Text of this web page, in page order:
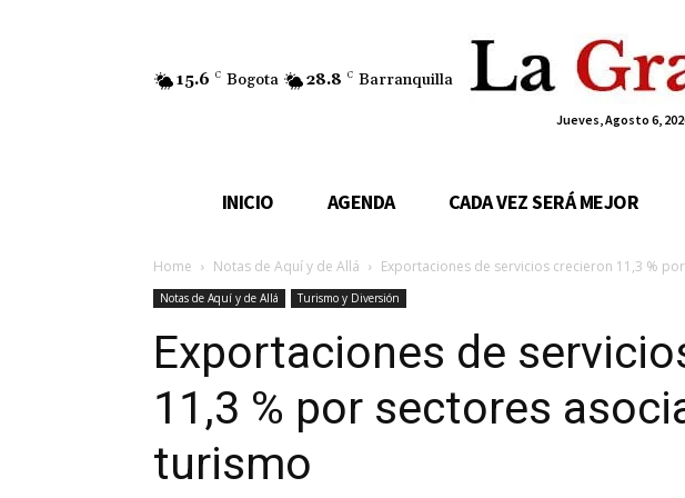
15.6 C Bogota 28.8 C Barranquilla
Jueves, Agosto 6,
INICIO AGENDA CADA VEZ SERÁ MEJOR
Home Notas de Aquí y de Allá Exportaciones de servicios crecieron 11,3 %
Notas de Aquí y de Allá Turismo y Diversión
Exportaciones de
11,3 % por sectores
turismo